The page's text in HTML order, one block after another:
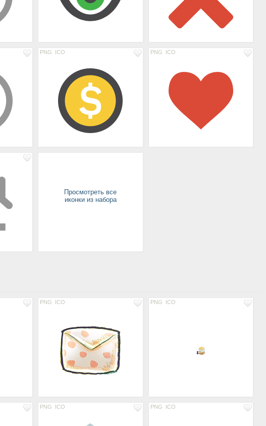
PNG ICO PNG ICO
Просмотреть все
иконки из набора
PNG ICO PNG ICO
PNG ICO PNG ICO